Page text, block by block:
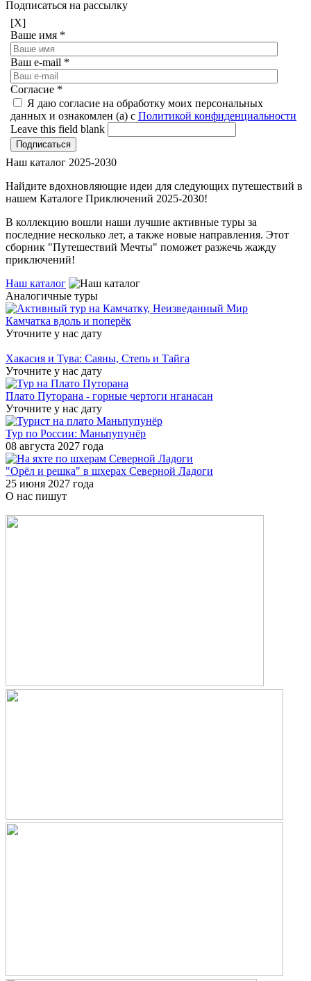
Подписаться на рассылку
[X]
Ваше имя *
Ваш e-mail *
Согласие *
Я даю согласие на обработку моих персональных
данных и ознакомлен (а) с Политикой конфиденциальности
Leave this field blank
Наш каталог 2025-2030
Найдите вдохновляющие идеи для следующих путешествий в
нашем Каталоге Приключений 2025-2030!
В коллекцию вошли наши лучшие активные туры за
последние несколько лет, а также новые направления. Этот
сборник "Путешествий Мечты" поможет разжечь жажду
приключений!
Наш каталог
Аналогичные туры
Камчатка вдоль и поперёк
Уточните у нас дату
Хакасия и Тува: Саяны, Степь и Тайга
Уточните у нас дату
Плато Путорана - горные чертоги нганасан
Уточните у нас дату
Тур по России: Маньпупунёр
08 августа 2027 года
"Орёл и решка" в шхерах Северной Ладоги
25 июня 2027 года
О нас пишут